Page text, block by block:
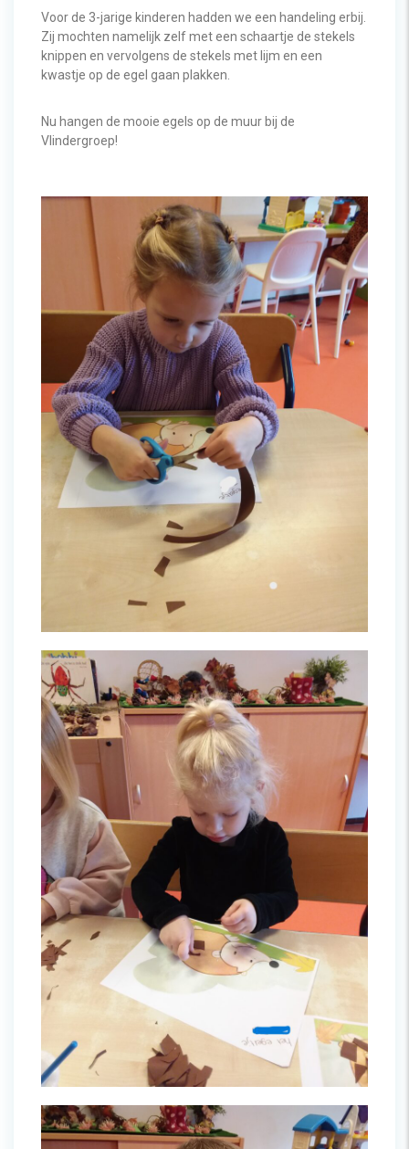
Voor de 3-jarige kinderen hadden we een handeling erbij.
Zij mochten namelijk zelf met een schaartje de stekels
knippen en vervolgens de stekels met lijm en een
kwastje op de egel gaan plakken.
Nu hangen de mooie egels op de muur bij de
Vlindergroep!